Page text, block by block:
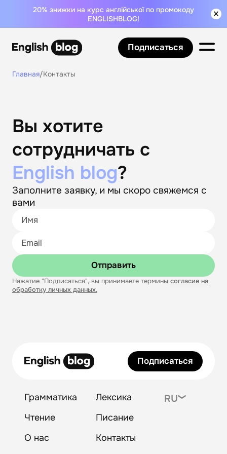
20% знижки на курс англійської по промокоду
ENGLISHBLOG!
Подписаться
Главная/Контакты
Вы хотите
сотрудничать с
English blog?
Заполните заявку, и мы скоро свяжемся с
вами
Отправить
Нажатие "Подписаться", вы принимаете термины согласие на
обработку личных данных.
Подписаться
Грамматика
Лексика
Чтение
Писание
О нас
Контакты
RU